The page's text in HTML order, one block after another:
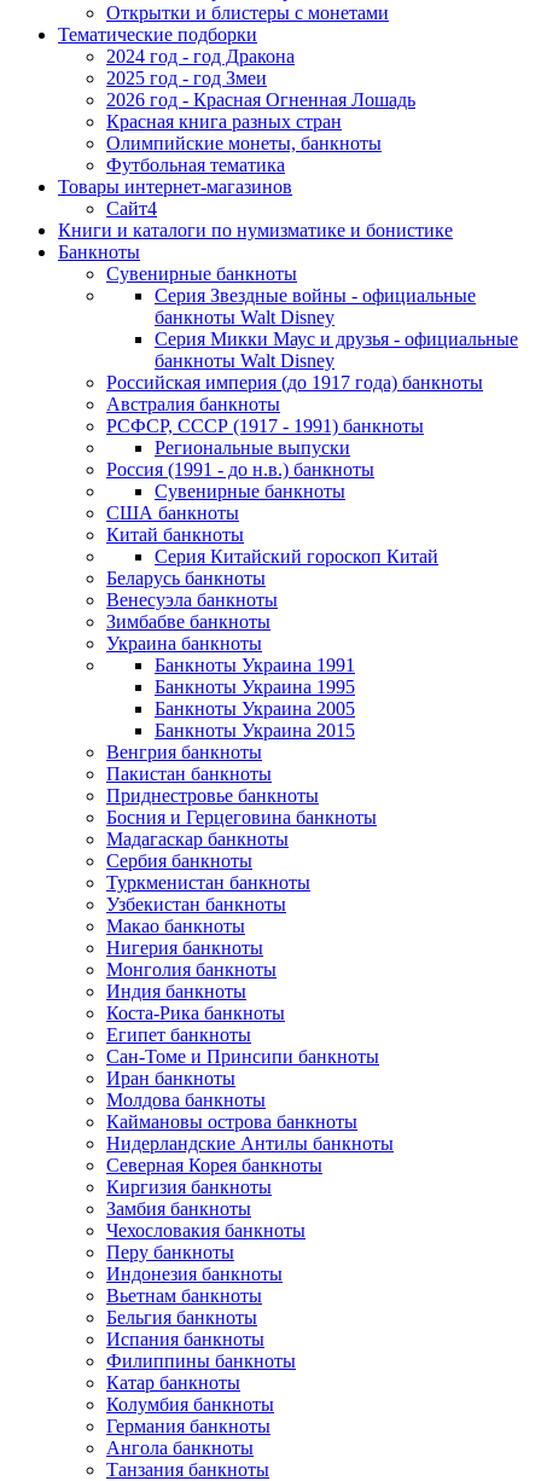
Открытки и блистеры с монетами
Тематические подборки
2024 год - год Дракона
2025 год - год Змеи
2026 год - Красная Огненная Лошадь
Красная книга разных стран
Олимпийские монеты, банкноты
Футбольная тематика
Товары интернет-магазинов
Сайт4
Книги и каталоги по нумизматике и бонистике
Банкноты
Сувенирные банкноты
Серия Звездные войны - официальные
банкноты Walt Disney
Серия Микки Маус и друзья - официальные
банкноты Walt Disney
Российская империя (до 1917 года) банкноты
Австралия банкноты
РСФСР, СССР (1917 - 1991) банкноты
Региональные выпуски
Россия (1991 - до н.в.) банкноты
Сувенирные банкноты
США банкноты
Китай банкноты
Серия Китайский гороскоп Китай
Беларусь банкноты
Венесуэла банкноты
Зимбабве банкноты
Украина банкноты
Банкноты Украина 1991
Банкноты Украина 1995
Банкноты Украина 2005
Банкноты Украина 2015
Венгрия банкноты
Пакистан банкноты
Приднестровье банкноты
Босния и Герцеговина банкноты
Мадагаскар банкноты
Сербия банкноты
Туркменистан банкноты
Узбекистан банкноты
Макао банкноты
Нигерия банкноты
Монголия банкноты
Индия банкноты
Коста-Рика банкноты
Египет банкноты
Сан-Томе и Принсипи банкноты
Иран банкноты
Молдова банкноты
Каймановы острова банкноты
Нидерландские Антилы банкноты
Северная Корея банкноты
Киргизия банкноты
Замбия банкноты
Чехословакия банкноты
Перу банкноты
Индонезия банкноты
Вьетнам банкноты
Бельгия банкноты
Испания банкноты
Филиппины банкноты
Катар банкноты
Колумбия банкноты
Германия банкноты
Ангола банкноты
Танзания банкноты